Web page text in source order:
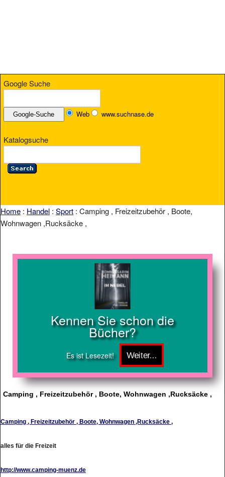
Google Suche
Web www.suchnase.de
Katalogsuche
Home : Handel : Sport : Camping , Freizeitzubehör , Boote,
Wohnwagen ,Rucksäcke ,
Kennen Sie schon die
Bücher?
Es ist Lesezeit!
Camping , Freizeitzubehör , Boote, Wohnwagen ,Rucksäcke ,
Camping , Freizeitzubehör , Boote, Wohnwagen ,Rucksäcke ,
alles für die Freizeit
http://www.camping-muenz.de